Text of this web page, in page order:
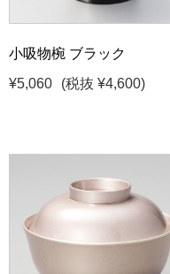
小吸物椀 ブラック
¥5,060
(税抜 ¥4,600)